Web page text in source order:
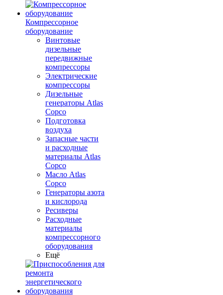
Компрессорное
оборудование
Винтовые
дизельные
передвижные
компрессоры
Электрические
компрессоры
Дизельные
генераторы Atlas
Copco
Подготовка
воздуха
Запасные части
и расходные
материалы Atlas
Copco
Масло Atlas
Copco
Генераторы азота
и кислорода
Ресиверы
Расходные
материалы
компрессорного
оборудования
Ещё